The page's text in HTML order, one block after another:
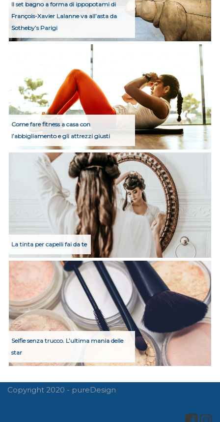
Il set bagno a forma di ippopotami di
François-Xavier Lalanne va all’asta da
Sotheby’s Parigi
Come fare fitness a casa con
l’abbigliamento e gli attrezzi giusti
La tinta per capelli fai da te
Selfie senza trucco. L’ultima mania delle
star
Copyright 2020 - pureDesign